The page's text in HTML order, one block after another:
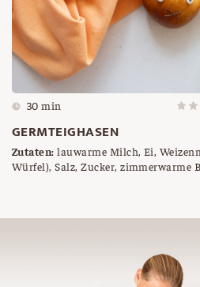
30 min
GERMTEIGHASEN
Zutaten: lauwarme Milch, Ei,
Würfel), Salz, Zucker, zimmerwarme